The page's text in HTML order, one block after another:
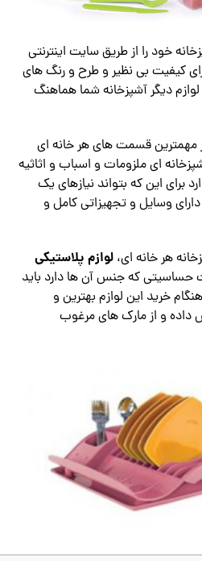
خود را از طریق سایت اینترنتی
کیفیت بی نظیر و طرح و رنگ های
دیگر آشپزخانه شما هماهنگ
مهمترین قسمت های هر خانه ای
ای ملزومات و اسباب و اثاثیه
برای این که بتواند نیازهای یک
دارای وسایل و تجهیزاتی کامل و
هر خانه ای،لوازم پلاستیکی
حساسیتی که جنس آن ها دارد باید
خرید این لوازم بهترین و
داده و از مارک های مرغوب